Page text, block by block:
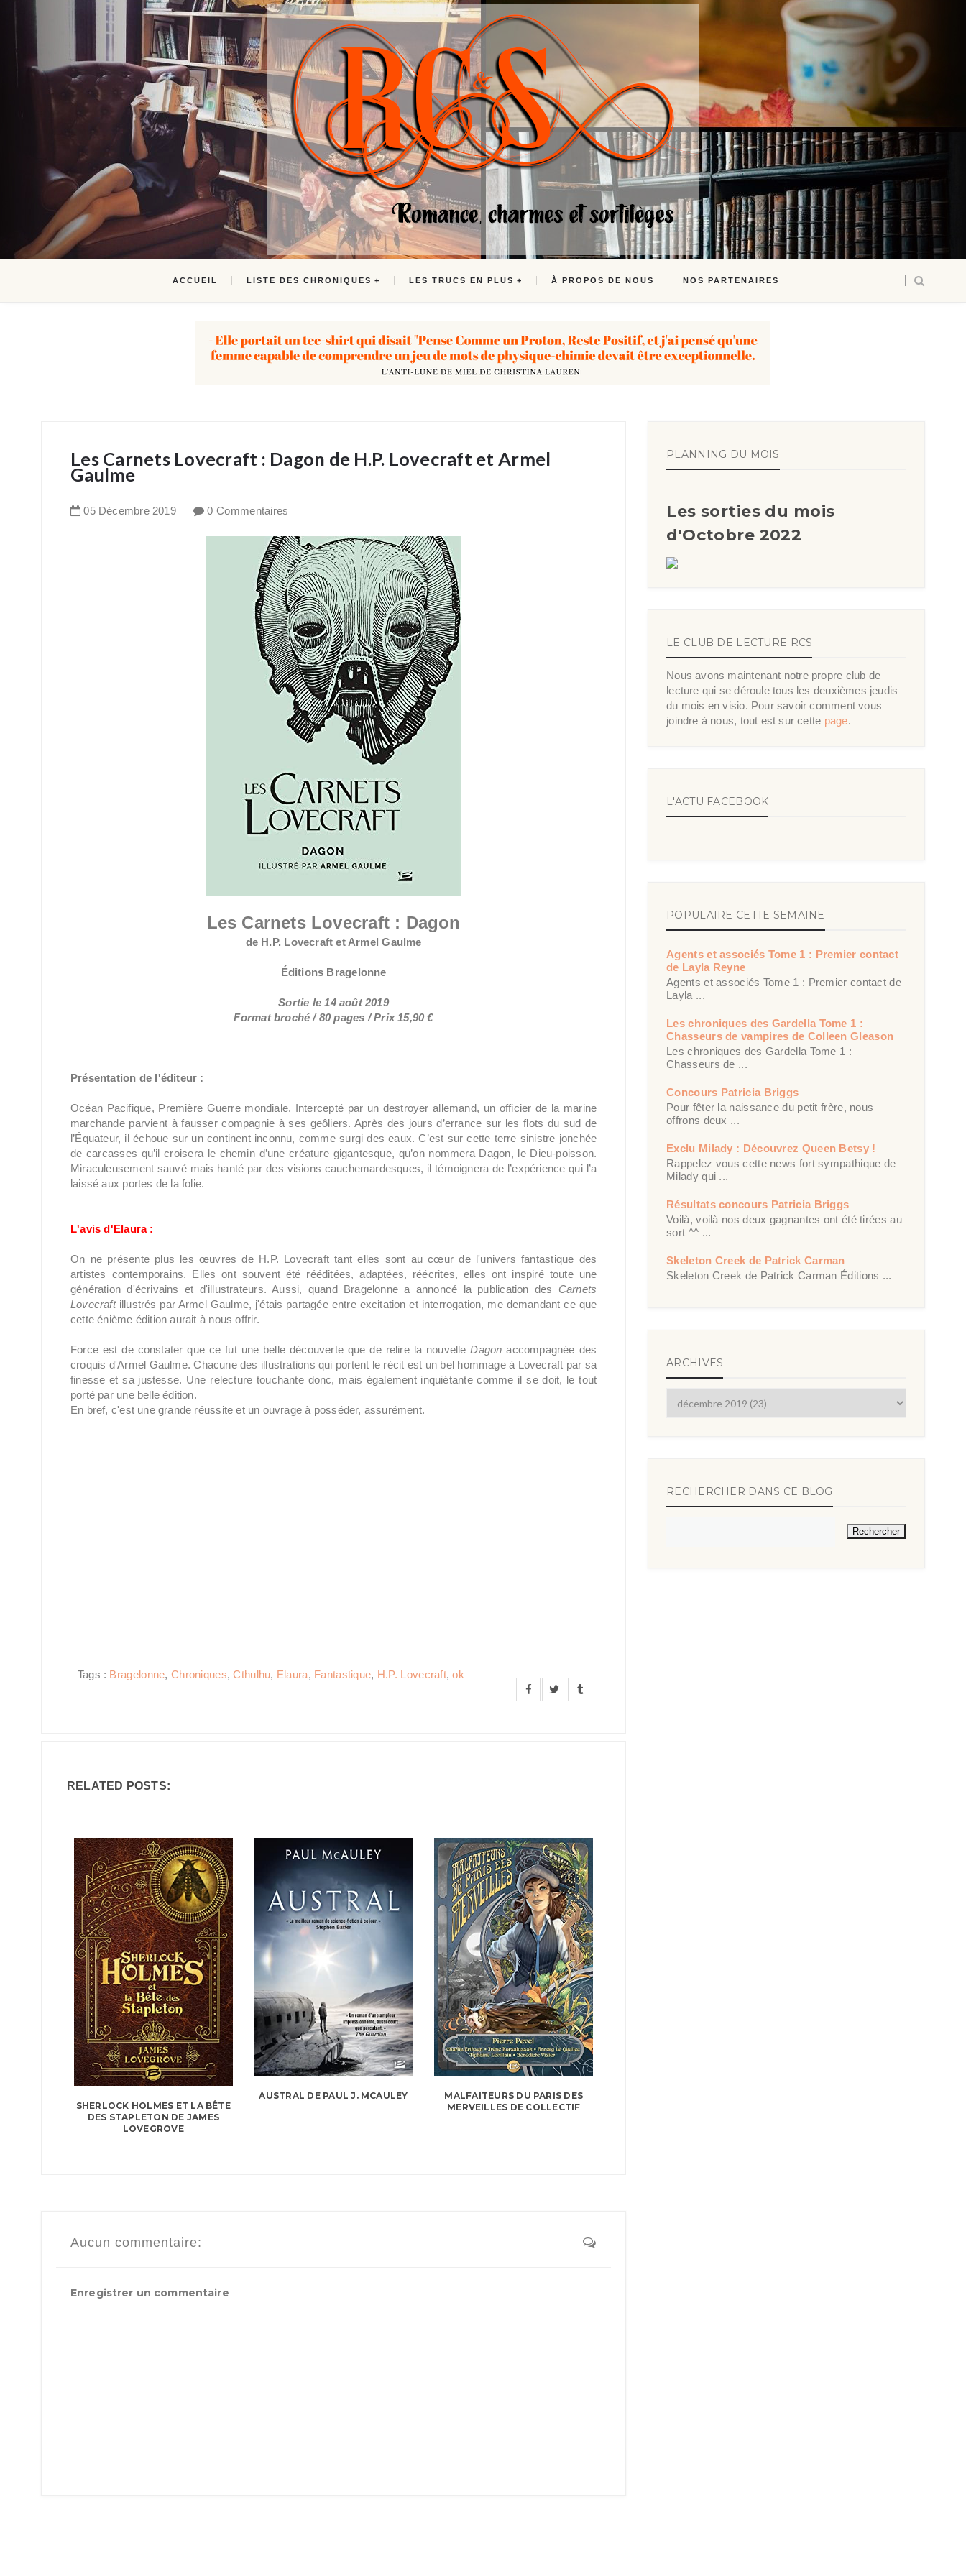
ACCUEIL LISTE DES CHRONIQUES LES TRUCS EN PLUS À PROPOS DE NOUS NOS PARTENAIRES
Les Carnets Lovecraft : Dagon de H.P. Lovecraft et Armel
Gaulme
05 Décembre 2019 0 Commentaires
Les Carnets Lovecraft : Dagon
de H.P. Lovecraft et Armel Gaulme
Éditions Bragelonne
Sortie le 14 août 2019
Format broché / 80 pages / Prix 15,90 €
Présentation de l'éditeur :
Océan Pacifique, Première Guerre mondiale. Intercepté par un destroyer allemand, un officier de la marine
marchande parvient à fausser compagnie à ses geôliers. Après des jours d’errance sur les flots du sud de
l’Équateur, il échoue sur un continent inconnu, comme surgi des eaux. C’est sur cette terre sinistre jonchée
de carcasses qu’il croisera le chemin d’une créature gigantesque, qu’on nommera Dagon, le Dieu-poisson.
Miraculeusement sauvé mais hanté par des visions cauchemardesques, il témoignera de l’expérience qui l’a
laissé aux portes de la folie.
L'avis d'Elaura :
On ne présente plus les œuvres de H.P. Lovecraft tant elles sont au cœur de l'univers fantastique des
artistes contemporains. Elles ont souvent été rééditées, adaptées, réécrites, elles ont inspiré toute une
génération d'écrivains et d'illustrateurs. Aussi, quand Bragelonne a annoncé la publication des Carnets
Lovecraftillustrés par Armel Gaulme, j'étais partagée entre excitation et interrogation, me demandant ce que
cette énième édition aurait à nous offrir.
Force est de constater que ce fut une belle découverte que de relire la nouvelleDagon accompagnée des
croquis d'Armel Gaulme. Chacune des illustrations qui portent le récit est un bel hommage à Lovecraft par sa
finesse et sa justesse. Une relecture touchante donc, mais également inquiétante comme il se doit, le tout
porté par une belle édition.
En bref, c'est une grande réussite et un ouvrage à posséder, assurément.
Tags : Bragelonne, Chroniques,Cthulhu, Elaura, Fantastique, H.P. Lovecraft,ok
RELATED POSTS:
SHERLOCK HOLMES ET LA BÊTE
DES STAPLETON DE JAMES
LOVEGROVE
AUSTRAL DE PAUL J. MCAULEY
MALFAITEURS DU PARIS DES
MERVEILLES DE COLLECTIF
Aucun commentaire:
Enregistrer un commentaire
PLANNING DU MOIS
Les sorties du mois
d'Octobre 2022
LE CLUB DE LECTURE RCS
Nous avons maintenant notre propre club de
lecture qui se déroule tous les deuxièmes jeudis
du mois en visio. Pour savoir comment vous
joindre à nous, tout est sur cette page.
L'ACTU FACEBOOK
POPULAIRE CETTE SEMAINE
Agents et associés Tome 1 : Premier contact
de Layla Reyne
Agents et associés Tome 1 : Premier contact de
Layla ...
Les chroniques des Gardella Tome 1 :
Chasseurs de vampires de Colleen Gleason
Les chroniques des Gardella Tome 1 :
Chasseurs de ...
Concours Patricia Briggs
Pour fêter la naissance du petit frère, nous
offrons deux ...
Exclu Milady : Découvrez Queen Betsy !
Rappelez vous cette news fort sympathique de
Milady qui ...
Résultats concours Patricia Briggs
Voilà, voilà nos deux gagnantes ont été tirées au
sort ^^ ...
Skeleton Creek de Patrick Carman
Skeleton Creek de Patrick Carman Éditions ...
ARCHIVES
RECHERCHER DANS CE BLOG